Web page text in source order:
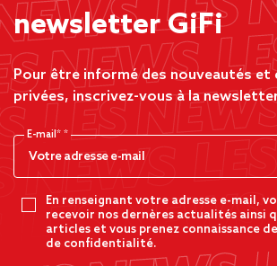
newsletter GiFi
Pour être informé des nouveautés et
privées, inscrivez-vous à la
E-mail*
En renseignant votre adresse e-mail,
recevoir nos dernères actualités ainsi
articles et vous prenez connaissance
de confidentialité.